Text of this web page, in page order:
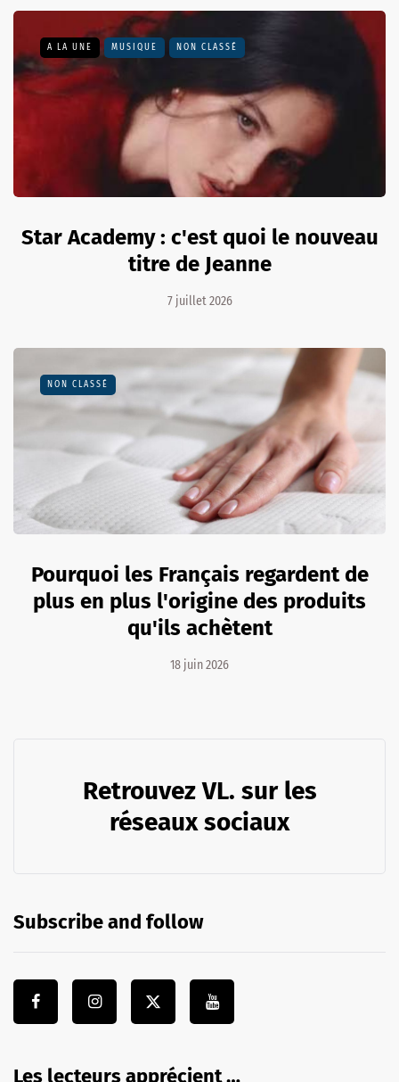
A LA UNE MUSIQUE NON CLASSÉ
Star Academy : c'est quoi le nouveau
titre de Jeanne
7 juillet 2026
NON CLASSÉ
Pourquoi les Français regardent de
plus en plus l'origine des produits
qu'ils achètent
18 juin 2026
Retrouvez VL. sur les
réseaux sociaux
Subscribe and follow
Les lecteurs apprécient …